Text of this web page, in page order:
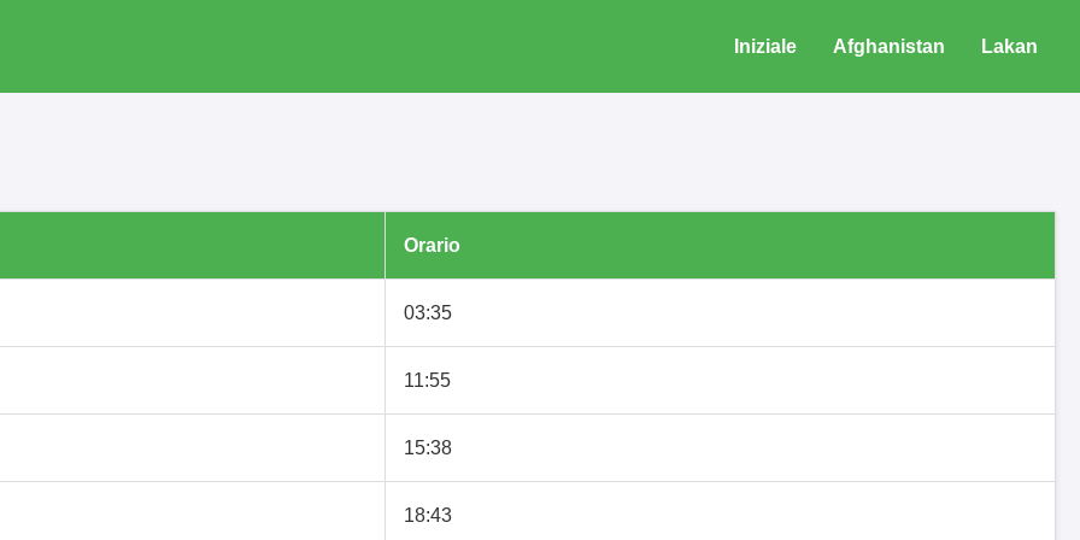
Iniziale Afghanistan Lakan
Orario
03:35
11:55
15:38
18:43